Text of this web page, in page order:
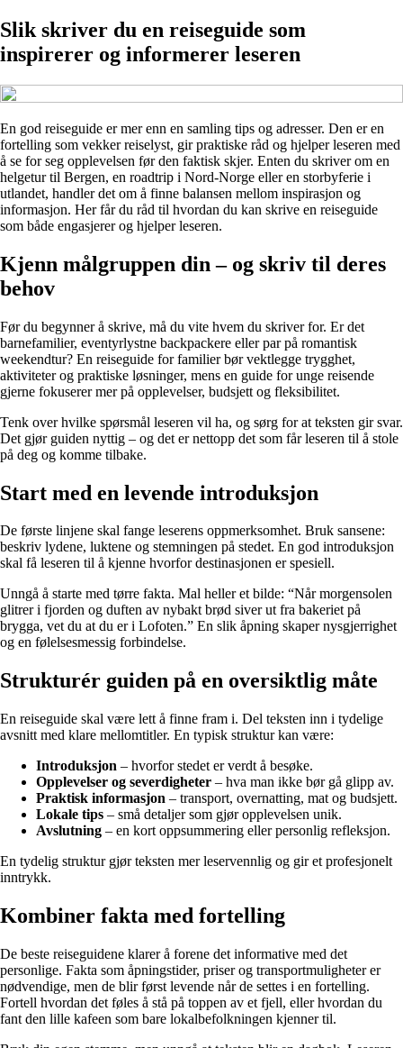
Slik skriver du en reiseguide som
inspirerer og informerer leseren
En god reiseguide er mer enn en samling tips og adresser. Den er en
fortelling som vekker reiselyst, gir praktiske råd og hjelper leseren med
å se for seg opplevelsen før den faktisk skjer. Enten du skriver om en
helgetur til Bergen, en roadtrip i Nord-Norge eller en storbyferie i
utlandet, handler det om å finne balansen mellom inspirasjon og
informasjon. Her får du råd til hvordan du kan skrive en reiseguide
som både engasjerer og hjelper leseren.
Kjenn målgruppen din – og skriv til deres
behov
Før du begynner å skrive, må du vite hvem du skriver for. Er det
barnefamilier, eventyrlystne backpackere eller par på romantisk
weekendtur? En reiseguide for familier bør vektlegge trygghet,
aktiviteter og praktiske løsninger, mens en guide for unge reisende
gjerne fokuserer mer på opplevelser, budsjett og fleksibilitet.
Tenk over hvilke spørsmål leseren vil ha, og sørg for at teksten gir svar.
Det gjør guiden nyttig – og det er nettopp det som får leseren til å stole
på deg og komme tilbake.
Start med en levende introduksjon
De første linjene skal fange leserens oppmerksomhet. Bruk sansene:
beskriv lydene, luktene og stemningen på stedet. En god introduksjon
skal få leseren til å kjenne hvorfor destinasjonen er spesiell.
Unngå å starte med tørre fakta. Mal heller et bilde: “Når morgensolen
glitrer i fjorden og duften av nybakt brød siver ut fra bakeriet på
brygga, vet du at du er i Lofoten.” En slik åpning skaper nysgjerrighet
og en følelsesmessig forbindelse.
Strukturér guiden på en oversiktlig måte
En reiseguide skal være lett å finne fram i. Del teksten inn i tydelige
avsnitt med klare mellomtitler. En typisk struktur kan være:
Introduksjon – hvorfor stedet er verdt å besøke.
Opplevelser og severdigheter – hva man ikke bør gå glipp av.
Praktisk informasjon – transport, overnatting, mat og budsjett.
Lokale tips – små detaljer som gjør opplevelsen unik.
Avslutning – en kort oppsummering eller personlig refleksjon.
En tydelig struktur gjør teksten mer leservennlig og gir et profesjonelt
inntrykk.
Kombiner fakta med fortelling
De beste reiseguidene klarer å forene det informative med det
personlige. Fakta som åpningstider, priser og transportmuligheter er
nødvendige, men de blir først levende når de settes i en fortelling.
Fortell hvordan det føles å stå på toppen av et fjell, eller hvordan du
fant den lille kafeen som bare lokalbefolkningen kjenner til.